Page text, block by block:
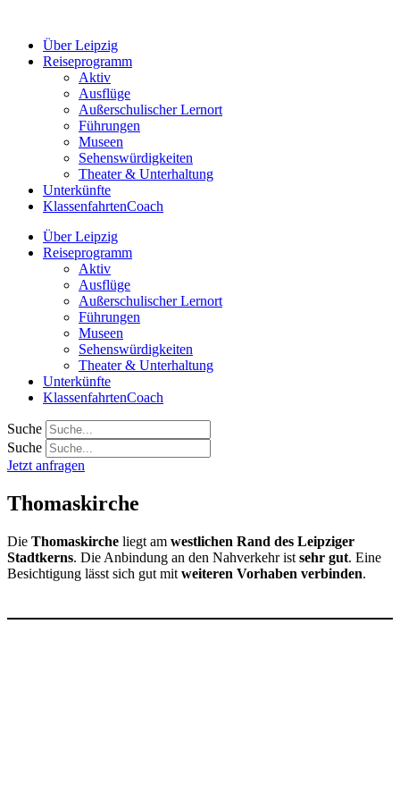
springenÜber Leipzig
Reiseprogramm
Aktiv
Ausflüge
Außerschulischer Lernort
Führungen
Museen
Sehenswürdigkeiten
Theater & Unterhaltung
Unterkünfte
KlassenfahrtenCoach
Über Leipzig
Reiseprogramm
Aktiv
Ausflüge
Außerschulischer Lernort
Führungen
Museen
Sehenswürdigkeiten
Theater & Unterhaltung
Unterkünfte
KlassenfahrtenCoach
Suche
Suche
Jetzt anfragen
Thomaskirche
Die Thomaskirche liegt am westlichen Rand des Leipziger
Stadtkerns. Die Anbindung an den Nahverkehr ist sehr gut. Eine
Besichtigung lässt sich gut mit weiteren Vorhaben verbinden.